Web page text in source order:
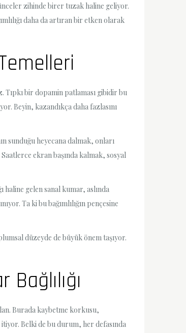
zihinde birer tuzak haline geliyor.
daha da artıran bir etken olarak
Tıpkı bir dopamin patlaması gibidir bu
Beyin, kazandıkça daha fazlasını
sunduğu heyecana dalmak, onları
ekran başında kalmak, sosyal
haline gelen sanal kumar, aslında
Ta ki bu bağımlılığın pençesine
düzeyde de büyük önem taşıyor.
Burada kaybetme korkusu,
Belki de bu durum, her defasında